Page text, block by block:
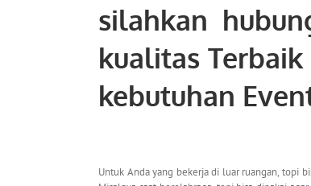
silahkan
kualitas
kebutuhan
Untuk Anda yang bekerja di luar ruangan, topi